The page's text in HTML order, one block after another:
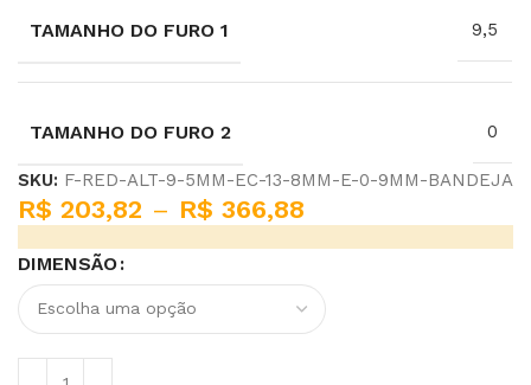
TAMANHO DO FURO 1 9,5
TAMANHO DO FURO 2 0
SKU: F-RED-ALT-9-5MM-EC-13-8MM-E-0-9MM-BANDEJA
R$ 203,82 – R$ 366,88
DIMENSÃO